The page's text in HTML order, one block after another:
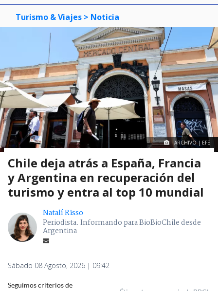
Turismo & Viajes > Noticia
ARCHIVO | EFE
Chile deja atrás a España, Francia
y Argentina en recuperación del
turismo y entra al top 10 mundial
Natalí Risso
Periodista. Informando para BioBioChile desde
Argentina
Sábado 08 Agosto, 2026 | 09:42
Seguimos criterios de